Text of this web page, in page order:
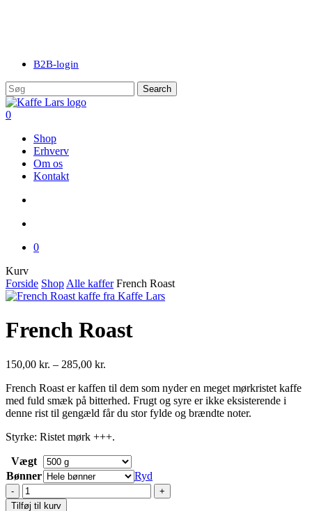
B2B-login
Search
Close
Search
search
account
0
Shop
Erhverv
Om os
Kontakt
0
KurvClose
Cart
Forside Shop Alle kaffer French Roast
French Roast
150,00 kr. – 285,00 kr.
til
285,00 kr.
French Roast er kaffen til dem som nyder en meget mørkristet kaffe
med fuld smæk på bitterhed. Frugt og syre er ikke eksisterende i
denne rist til gengæld får du stor fylde og brændte noter.
Styrke: Ristet mørk +++.
Vægt
Bønner
Ryd
French
Roast
Tilføj til kurv